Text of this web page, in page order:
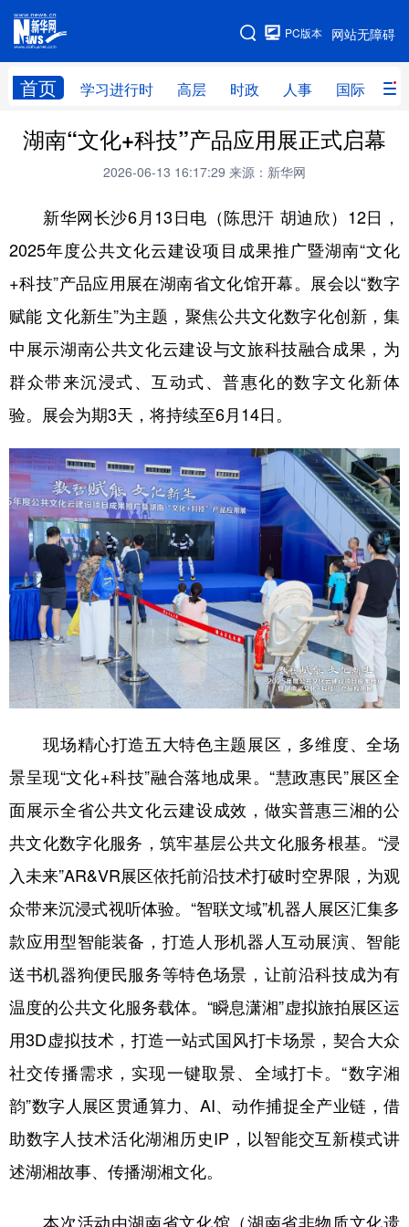
网站无障碍
PC版本
首页 学习进行时 高层 时政 人事 国际 财
网站地图
学习进行时 高层 时政 人事
财经 网评
台湾 思客智库 全球连线 教育
科技 科创 量子 体育
文化 书画 健康 军事
访谈 视频 图片 政务
食品 人居 信息化
学术中国 乡村振兴 银龄 溯源中国
城市 旅游 能源 会展
彩票 娱乐 时尚 悦读
公益 一带一路 亚太网 上市公司
文化产业
地方频道
北京 天津 河北 山西
辽宁 吉林 上海 江苏
浙江 安徽 福建 江西
山东 河南 湖北 湖南
四川 贵州 云南 西藏
陕西 甘肃 青海 宁夏
新疆 内蒙古 黑龙江
多语种频道
English Español Français عربى
Deutsch Português
湖南“文化+科技”产品应用展正式启幕
2026-06-13 16:17:29 来源：新华网
新华网长沙6月13日电（陈思汗 胡迪欣）12日，
2025年度公共文化云建设项目成果推广暨湖南“文化
+科技”产品应用展在湖南省文化馆开幕。展会以“数字
赋能 文化新生”为主题，聚焦公共文化数字化创新，集
中展示湖南公共文化云建设与文旅科技融合成果，为
群众带来沉浸式、互动式、普惠化的数字文化新体
验。展会为期3天，将持续至6月14日。
现场精心打造五大特色主题展区，多维度、全场
景呈现“文化+科技”融合落地成果。“慧政惠民”展区全
面展示全省公共文化云建设成效，做实普惠三湘的公
共文化数字化服务，筑牢基层公共文化服务根基。“浸
入未来”AR&VR展区依托前沿技术打破时空界限，为观
众带来沉浸式视听体验。“智联文域”机器人展区汇集多
款应用型智能装备，打造人形机器人互动展演、智能
送书机器狗便民服务等特色场景，让前沿科技成为有
温度的公共文化服务载体。“瞬息潇湘”虚拟旅拍展区运
用3D虚拟技术，打造一站式国风打卡场景，契合大众
社交传播需求，实现一键取景、全域打卡。“数字湘
韵”数字人展区贯通算力、AI、动作捕捉全产业链，借
助数字人技术活化湖湘历史IP，以智能交互新模式讲
述湖湘故事、传播湖湘文化。
本次活动由湖南省文化馆（湖南省非物质文化遗